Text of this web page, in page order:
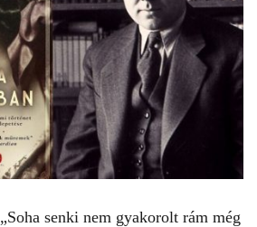
„Soha senki nem gyakorolt rám még